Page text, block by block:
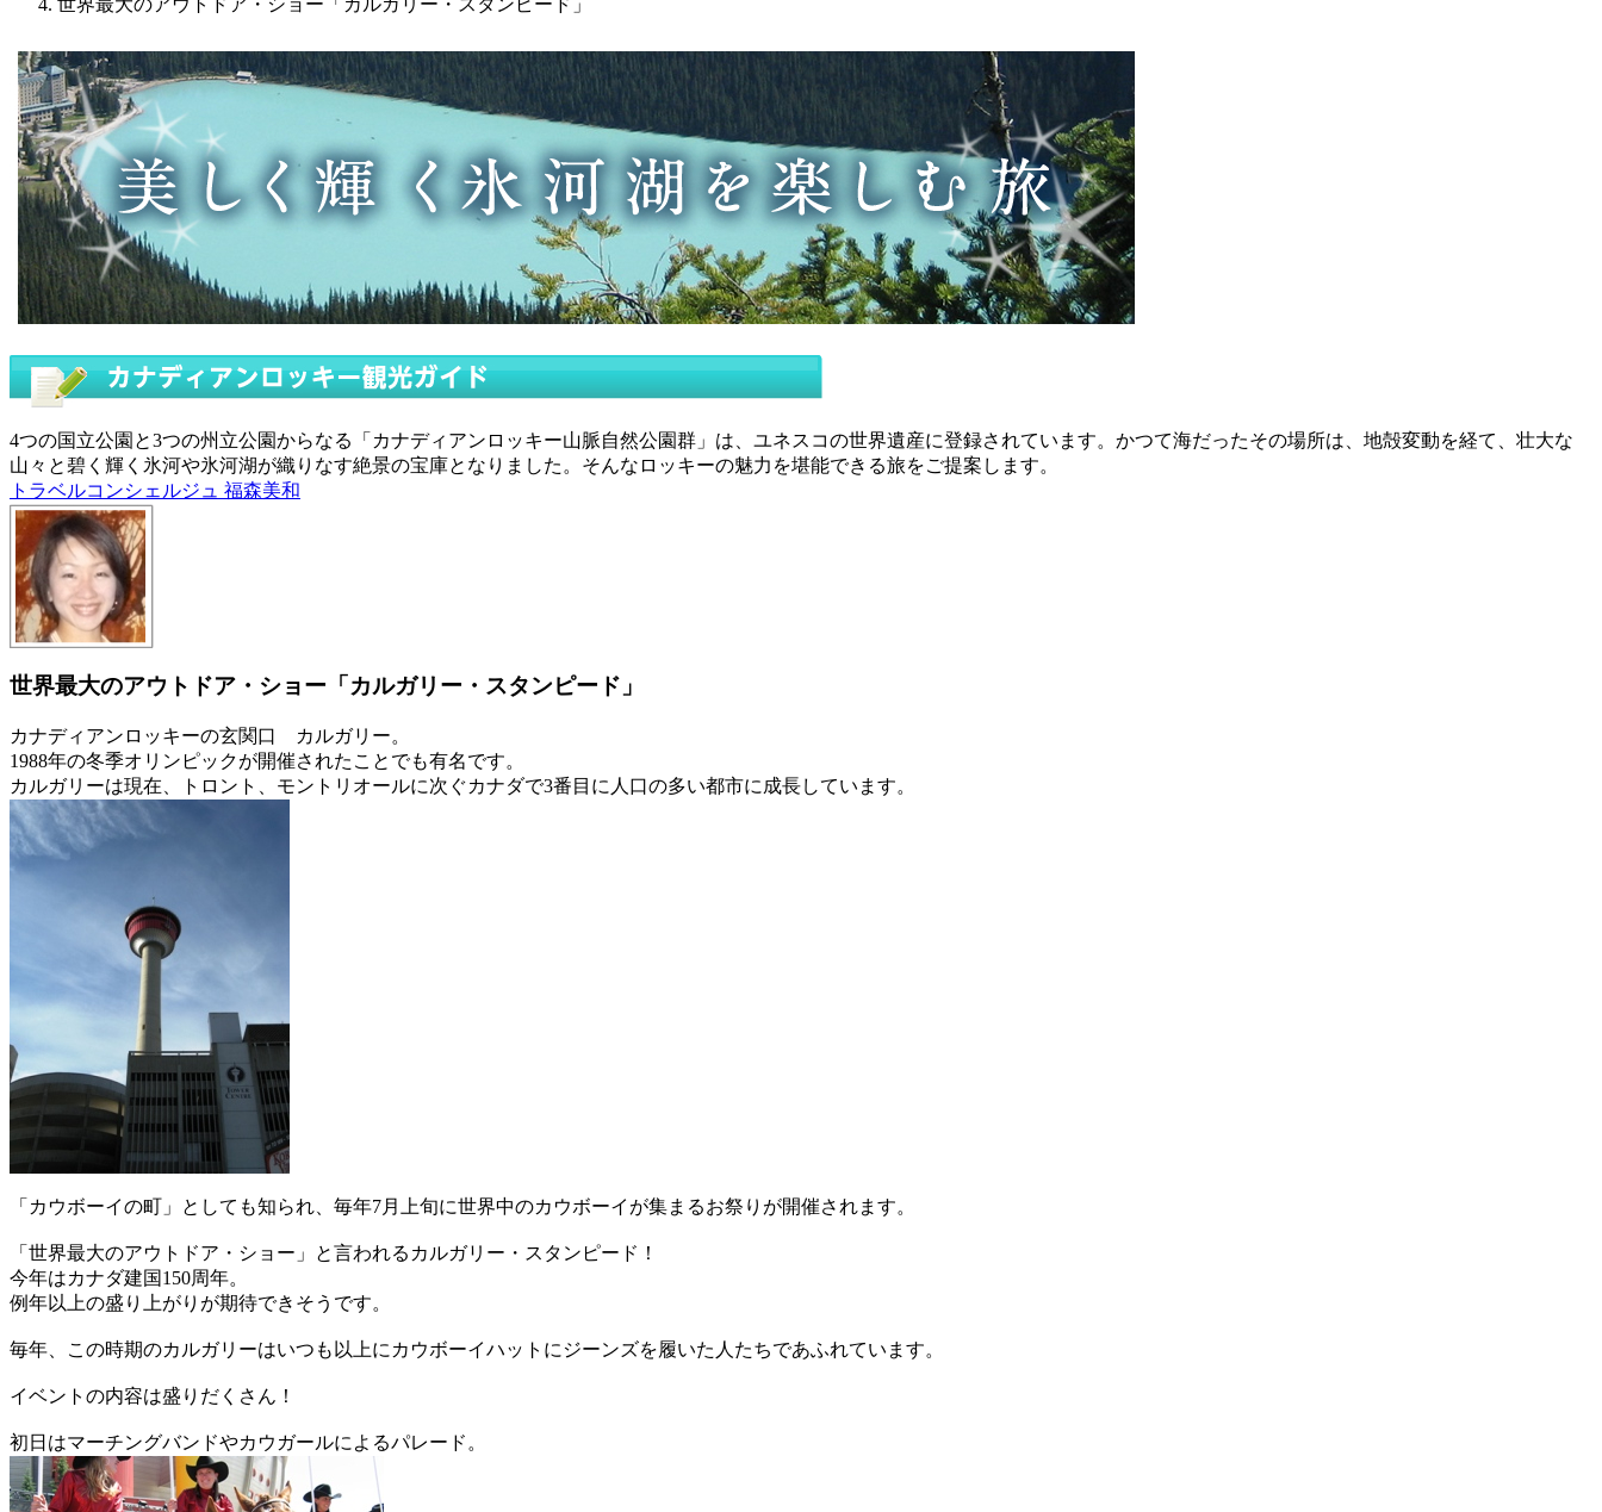
4つの国立公園と3つの州立公園からなる「カナディアンロッキー山脈自然公園群」は、ユネスコの世界遺産に登録されています。かつて海だったその場所は、地殻変動を経て、壮大な
山々と碧く輝く氷河や氷河湖が織りなす絶景の宝庫となりました。そんなロッキーの魅力を堪能できる旅をご提案します。
トラベルコンシェルジュ 福森美和
世界最大のアウトドア・ショー「カルガリー・スタンピード」
カナディアンロッキーの玄関口 カルガリー。
1988年の冬季オリンピックが開催されたことでも有名です。
カルガリーは現在、トロント、モントリオールに次ぐカナダで3番目に人口の多い都市に成長しています。
「カウボーイの町」としても知られ、毎年7月上旬に世界中のカウボーイが集まるお祭りが開催されます。
「世界最大のアウトドア・ショー」と言われるカルガリー・スタンピード！
今年はカナダ建国150周年。
例年以上の盛り上がりが期待できそうです。
毎年、この時期のカルガリーはいつも以上にカウボーイハットにジーンズを履いた人たちであふれています。
イベントの内容は盛りだくさん！
初日はマーチングバンドやカウガールによるパレード。